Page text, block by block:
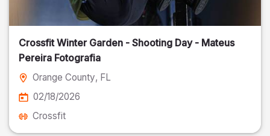
Crossfit Winter Garden - Shooting Day - Mateus
Pereira Fotografia
Orange County, FL
02/18/2026
Crossfit